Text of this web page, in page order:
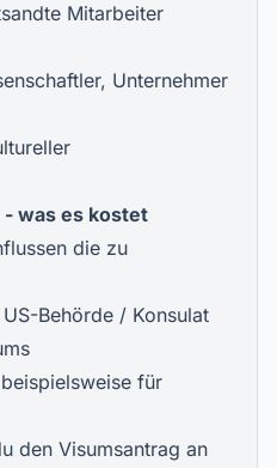
Mitarbeiter
Unternehmer
- was es kostet
die zu
Behörde / Konsulat
für
den Visumsantrag an